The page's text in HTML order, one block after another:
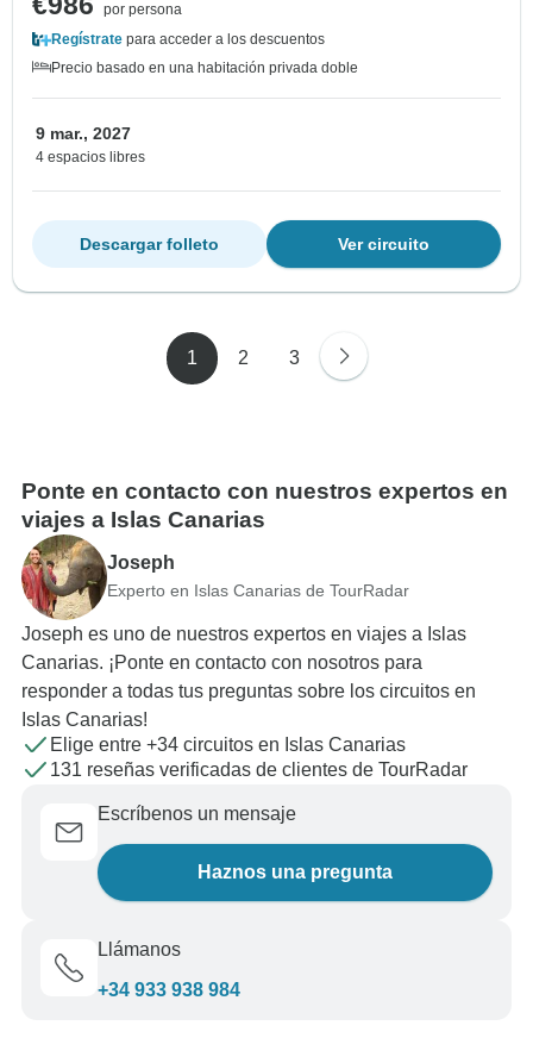
por persona
Regístrate para acceder a los descuentos
Precio basado en una habitación privada doble
9 mar., 2027
4 espacios libres
Ver circuito
Descargar folleto
1 2 3
Ponte en contacto con nuestros expertos en
viajes a Islas Canarias
Joseph
Experto en Islas Canarias de TourRadar
Joseph es uno de nuestros expertos en viajes a Islas
Canarias. ¡Ponte en contacto con nosotros para
responder a todas tus preguntas sobre los circuitos en
Islas Canarias!
Elige entre +34 circuitos en Islas Canarias
131 reseñas verificadas de clientes de TourRadar
Escríbenos un mensaje
Haznos una pregunta
Llámanos
+34 933 938 984